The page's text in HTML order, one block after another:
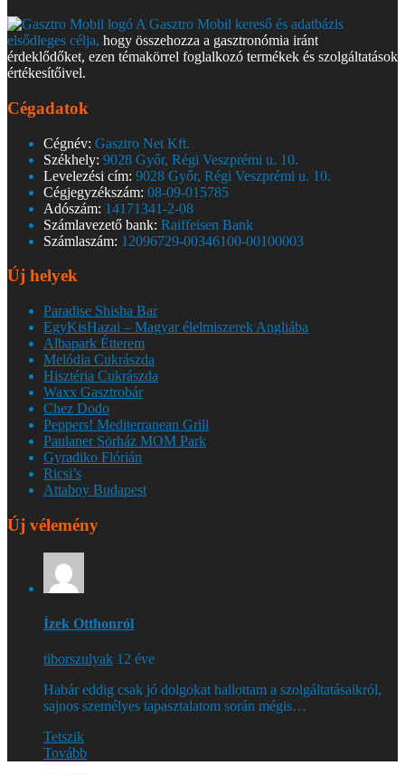
A Gasztro Mobil kereső és adatbázis
elsődleges célja, hogy összehozza a gasztronómia iránt
érdeklődőket, ezen témakörrel foglalkozó termékek és szolgáltatások
értékesítőivel.
Cégadatok
Cégnév: Gasztro Net Kft.
Székhely: 9028 Győr, Régi Veszprémi u. 10.
Levelezési cím: 9028 Győr, Régi Veszprémi u. 10.
Cégjegyzékszám: 08-09-015785
Adószám: 14171341-2-08
Számlavezető bank: Raiffeisen Bank
Számlaszám: 12096729-00346100-00100003
Új helyek
Paradise Shisha Bar
EgyKisHazai – Magyar élelmiszerek Angliába
Albapark Étterem
Melódia Cukrászda
Hisztéria Cukrászda
Waxx Gasztrobár
Chez Dodo
Peppers! Mediterranean Grill
Paulaner Sörház MOM Park
Gyradiko Flórián
Ricsi’s
Attaboy Budapest
Új vélemény
Ízek Otthonról
tiborszulyak 12 éve
Habár eddig csak jó dolgokat hallottam a szolgáltatásaikról,
sajnos személyes tapasztalatom során mégis…
Tetszik
Tovább